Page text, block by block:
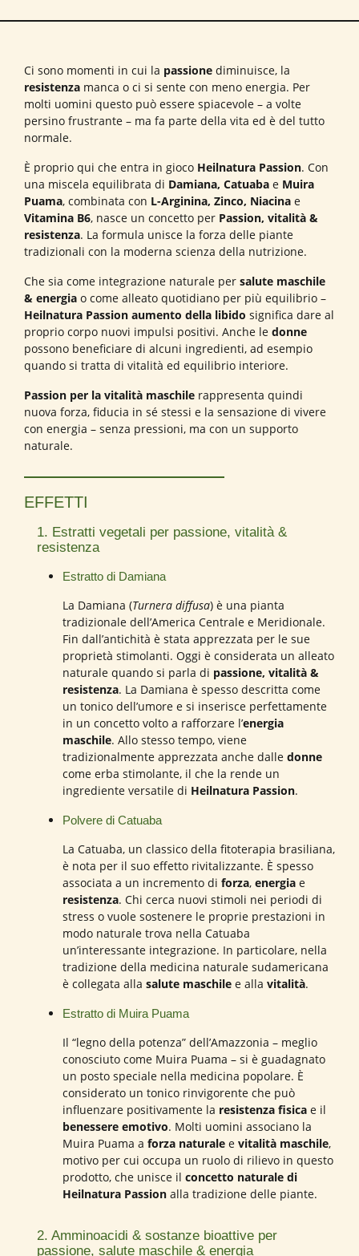
Ci sono momenti in cui la passione diminuisce, la
resistenza manca o ci si sente con meno energia. Per
molti uomini questo può essere spiacevole – a volte
persino frustrante – ma fa parte della vita ed è del tutto
normale.
È proprio qui che entra in gioco Heilnatura Passion. Con
una miscela equilibrata di Damiana, Catuaba e Muira
Puama, combinata con L-Arginina, Zinco, Niacina e
Vitamina B6, nasce un concetto per Passion, vitalità &
resistenza. La formula unisce la forza delle piante
tradizionali con la moderna scienza della nutrizione.
Che sia come integrazione naturale per salute maschile
& energia o come alleato quotidiano per più equilibrio –
Heilnatura Passion aumento della libido significa dare al
proprio corpo nuovi impulsi positivi. Anche le donne
possono beneficiare di alcuni ingredienti, ad esempio
quando si tratta di vitalità ed equilibrio interiore.
Passion per la vitalità maschile rappresenta quindi
nuova forza, fiducia in sé stessi e la sensazione di vivere
con energia – senza pressioni, ma con un supporto
naturale.
EFFETTI
1. Estratti vegetali per passione, vitalità &
resistenza
Estratto di Damiana
La Damiana (Turnera diffusa) è una pianta
tradizionale dell’America Centrale e Meridionale.
Fin dall’antichità è stata apprezzata per le sue
proprietà stimolanti. Oggi è considerata un alleato
naturale quando si parla di passione, vitalità &
resistenza. La Damiana è spesso descritta come
un tonico dell’umore e si inserisce perfettamente
in un concetto volto a rafforzare l’energia
maschile. Allo stesso tempo, viene
tradizionalmente apprezzata anche dalle donne
come erba stimolante, il che la rende un
ingrediente versatile di Heilnatura Passion.
Polvere di Catuaba
La Catuaba, un classico della fitoterapia brasiliana,
è nota per il suo effetto rivitalizzante. È spesso
associata a un incremento di forza, energia e
resistenza. Chi cerca nuovi stimoli nei periodi di
stress o vuole sostenere le proprie prestazioni in
modo naturale trova nella Catuaba
un’interessante integrazione. In particolare, nella
tradizione della medicina naturale sudamericana
è collegata alla salute maschile e alla vitalità.
Estratto di Muira Puama
Il “legno della potenza” dell’Amazzonia – meglio
conosciuto come Muira Puama – si è guadagnato
un posto speciale nella medicina popolare. È
considerato un tonico rinvigorente che può
influenzare positivamente la resistenza fisica e il
benessere emotivo. Molti uomini associano la
Muira Puama a forza naturale e vitalità maschile,
motivo per cui occupa un ruolo di rilievo in questo
prodotto, che unisce il concetto naturale di
Heilnatura Passion alla tradizione delle piante.
2. Amminoacidi & sostanze bioattive per
passione, salute maschile & energia